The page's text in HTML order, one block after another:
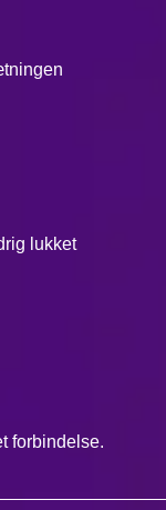
lukket
forbindelse.